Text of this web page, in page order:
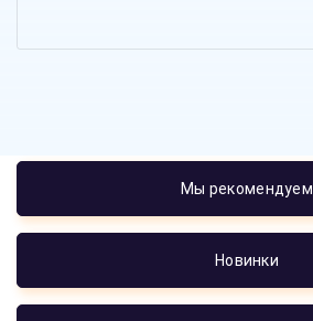
Мы рекомендуем
Новинки